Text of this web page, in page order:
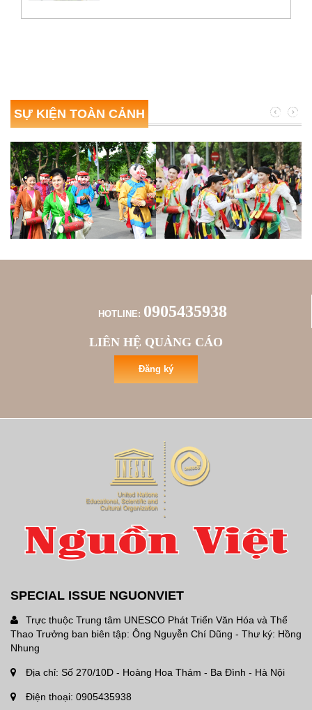
SỰ KIỆN TOÀN CẢNH
HOTLINE: 0905435938
LIÊN HỆ QUẢNG CÁO
Đăng ký
SPECIAL ISSUE NGUONVIET
Trực thuộc Trung tâm UNESCO Phát Triển Văn Hóa và Thể
Thao Trưởng ban biên tập: Ông Nguyễn Chí Dũng - Thư ký: Hồng
Nhung
Địa chỉ: Số 270/10D - Hoàng Hoa Thám - Ba Đình - Hà Nội
Điện thoại: 0905435938